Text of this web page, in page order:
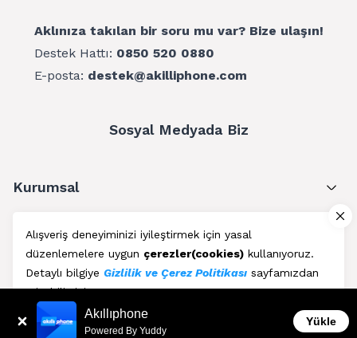
Alışveriş deneyiminizi iyileştirmek için yasal
düzenlemelere uygun çerezler(cookies) kullanıyoruz.
Detaylı bilgiye Gizlilik ve Çerez Politikası sayfamızdan
erişebilirsiniz.
Kabul Et
Aklınıza takılan bir soru mu var? Bize ulaşın!
Destek Hattı: 0850 520 0880
E-posta: destek@akilliphone.com
Sosyal Medyada Biz
Kurumsal
Müşteri Hizmetleri
Üyelik
Blog Akıllıphone
Powered By Yuddy
Yükle